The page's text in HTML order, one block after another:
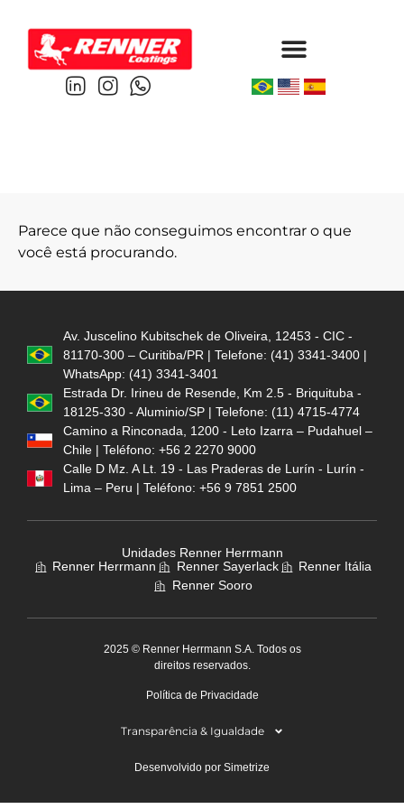
Parece que não conseguimos encontrar o que
você está procurando.
Av. Juscelino Kubitschek de Oliveira, 12453 - CIC -
81170-300 – Curitiba/PR | Telefone: (41) 3341-3400 |
WhatsApp: (41) 3341-3401
Estrada Dr. Irineu de Resende, Km 2.5 - Briquituba -
18125-330 - Aluminio/SP | Telefone: (11) 4715-4774
Camino a Rinconada, 1200 - Leto Izarra – Pudahuel –
Chile | Teléfono: +56 2 2270 9000
Calle D Mz. A Lt. 19 - Las Praderas de Lurín - Lurín -
Lima – Peru | Teléfono: +56 9 7851 2500
Unidades Renner Herrmann
Renner Herrmann
Renner Sayerlack
Renner Itália
Renner Sooro
2025 © Renner Herrmann S.A. Todos os
direitos reservados.
Política de Privacidade
Transparência & Igualdade
Desenvolvido por Simetrize